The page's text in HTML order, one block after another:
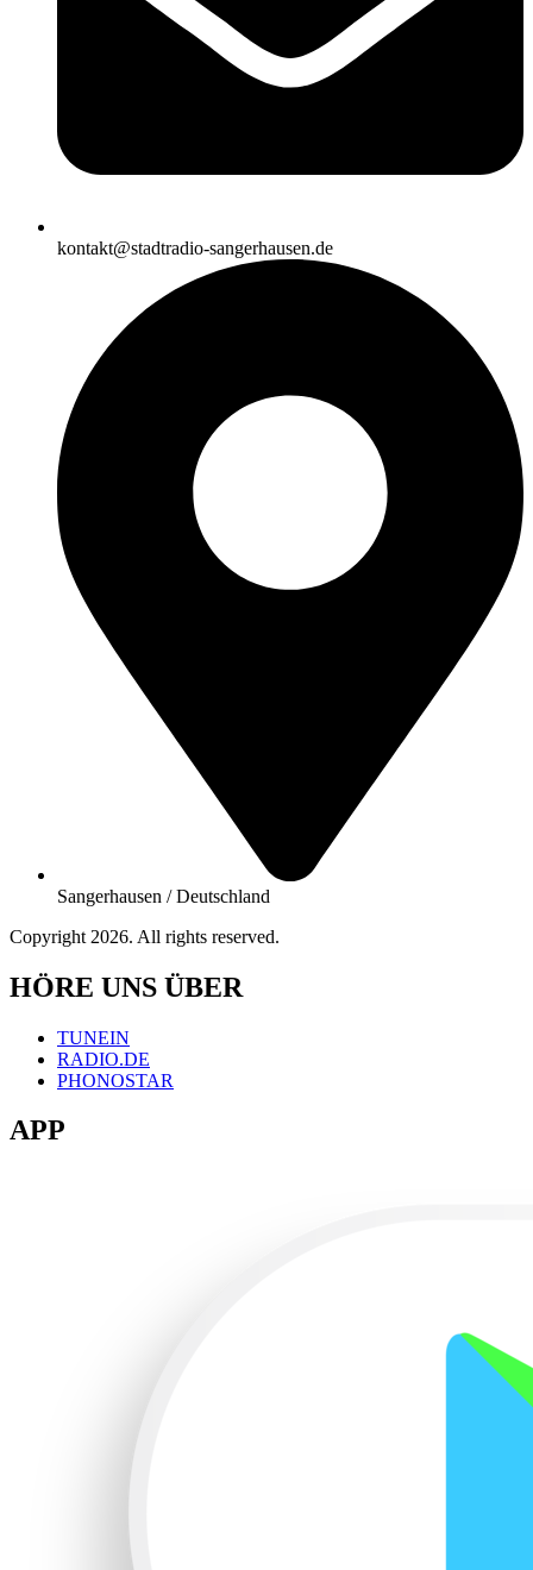
kontakt@stadtradio-sangerhausen.de
Sangerhausen / Deutschland
Copyright 2026. All rights reserved.
HÖRE UNS ÜBER
TUNEIN
RADIO.DE
PHONOSTAR
APP